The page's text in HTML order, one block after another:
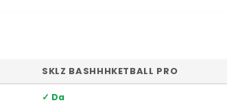
SKLZ BASHHHKETBALL PRO
✓ Da